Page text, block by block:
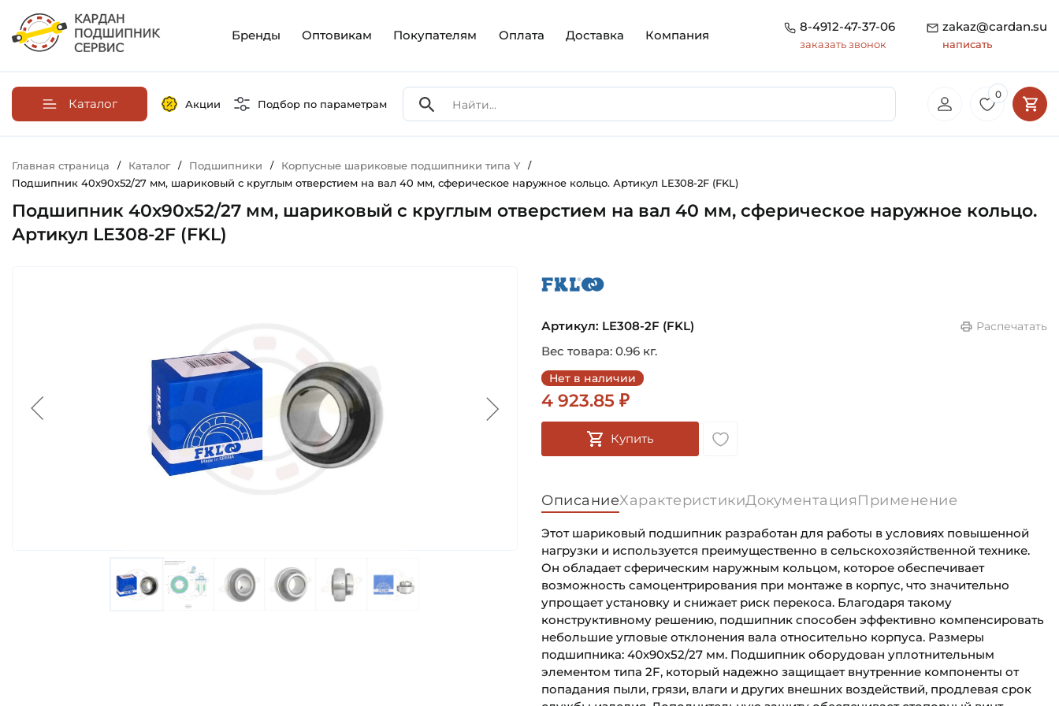
Бренды Оптовикам Покупателям Оплата Доставка Компания
8-4912-47-37-06
заказать звонок
zakaz@cardan.su
написать
Каталог Акции Подбор по параметрам
0
Главная страница / Каталог / Подшипники / Корпусные шариковые подшипники типа Y /
Подшипник 40х90х52/27 мм, шариковый с круглым отверстием на вал 40 мм, сферическое наружное кольцо. Артикул LE308-2F (FKL)
Подшипник 40х90х52/27 мм, шариковый с круглым отверстием на вал 40 мм, сферическое наружное кольцо.
Артикул LE308-2F (FKL)
Артикул: LE308-2F (FKL)
Распечатать
Вес товара: 0.96 кг.
Нет в наличии
4 923.85 ₽
Купить
ОписаниеХарактеристики Применение
Документация
Этот шариковый подшипник разработан для работы в условиях повышенной
нагрузки и используется преимущественно в сельскохозяйственной технике.
Он обладает сферическим наружным кольцом, которое обеспечивает
возможность самоцентрирования при монтаже в корпус, что значительно
упрощает установку и снижает риск перекоса. Благодаря такому
конструктивному решению, подшипник способен эффективно компенсировать
небольшие угловые отклонения вала относительно корпуса. Размеры
подшипника: 40х90х52/27 мм. Подшипник оборудован уплотнительным
элементом типа 2F, который надежно защищает внутренние компоненты от
попадания пыли, грязи, влаги и других внешних воздействий, продлевая срок